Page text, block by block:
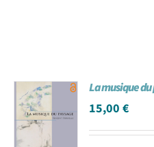
La musique
15,00€